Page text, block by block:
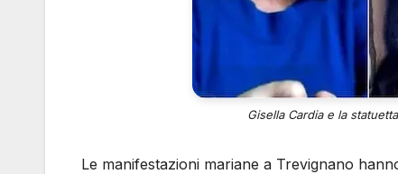
Gisella Cardia e la
Le manifestazioni mariane a Trevignano